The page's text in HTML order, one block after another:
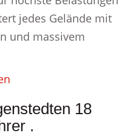
jedes Gelände mit
und massivem
18
.